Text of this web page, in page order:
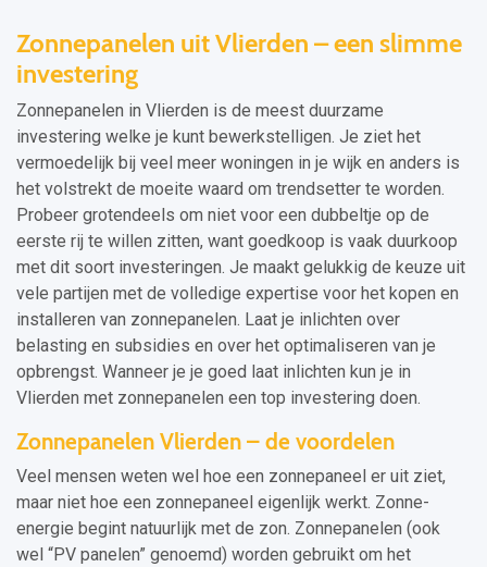
Zonnepanelen uit Vlierden – een slimme
investering
Zonnepanelen in Vlierden is de meest duurzame
investering welke je kunt bewerkstelligen. Je ziet het
vermoedelijk bij veel meer woningen in je wijk en anders is
het volstrekt de moeite waard om trendsetter te worden.
Probeer grotendeels om niet voor een dubbeltje op de
eerste rij te willen zitten, want goedkoop is vaak duurkoop
met dit soort investeringen. Je maakt gelukkig de keuze uit
vele partijen met de volledige expertise voor het kopen en
installeren van zonnepanelen. Laat je inlichten over
belasting en subsidies en over het optimaliseren van je
opbrengst. Wanneer je je goed laat inlichten kun je in
Vlierden met zonnepanelen een top investering doen.
Zonnepanelen Vlierden – de voordelen
Veel mensen weten wel hoe een zonnepaneel er uit ziet,
maar niet hoe een zonnepaneel eigenlijk werkt. Zonne-
energie begint natuurlijk met de zon. Zonnepanelen (ook
wel “PV panelen” genoemd) worden gebruikt om het